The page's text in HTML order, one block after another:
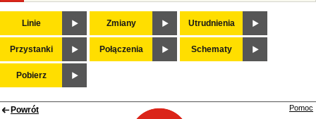
Linie Zmiany Utrudnienia
Przystanki Połączenia Schematy
Pobierz
Powrót Pomoc